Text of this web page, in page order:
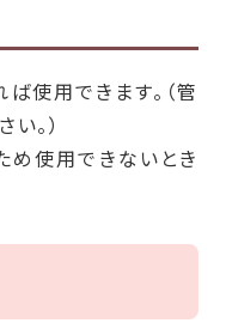
使用できます。（管
。）
使用できないとき